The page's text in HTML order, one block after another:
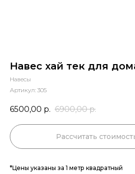
Навес хай тек для
Навесы
Артикул: 305
6500,00 р. 6900,00 р.
Рассчитать
*Цены указаны за 1 метр квадратный